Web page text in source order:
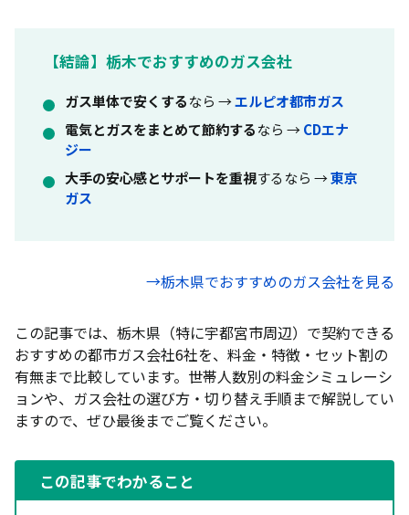
【結論】栃木でおすすめのガス会社
ガス単体で安くするなら →エルピオ都市ガス
電気とガスをまとめて節約するなら →CDエナ
ジー
大手の安心感とサポートを重視するなら →東京
ガス
→栃木県でおすすめのガス会社を見る
この記事では、栃木県（特に宇都宮市周辺）で契約できる
おすすめの都市ガス会社6社を、料金・特徴・セット割の
有無まで比較しています。世帯人数別の料金シミュレーシ
ョンや、ガス会社の選び方・切り替え手順まで解説してい
ますので、ぜひ最後までご覧ください。
この記事でわかること